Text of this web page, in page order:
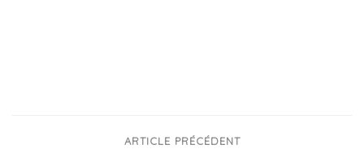
ARTICLE PRÉCÉDENT